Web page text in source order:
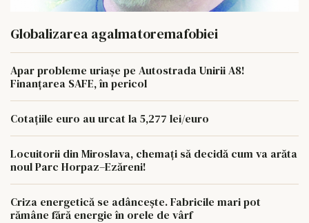
Globalizarea agalmatoremafobiei
Apar probleme uriașe pe Autostrada Unirii A8!
Finanțarea SAFE, în pericol
Cotațiile euro au urcat la 5,277 lei/euro
Locuitorii din Miroslava, chemați să decidă cum va arăta
noul Parc Horpaz–Ezăreni!
Criza energetică se adâncește. Fabricile mari pot
rămâne fără energie în orele de vârf